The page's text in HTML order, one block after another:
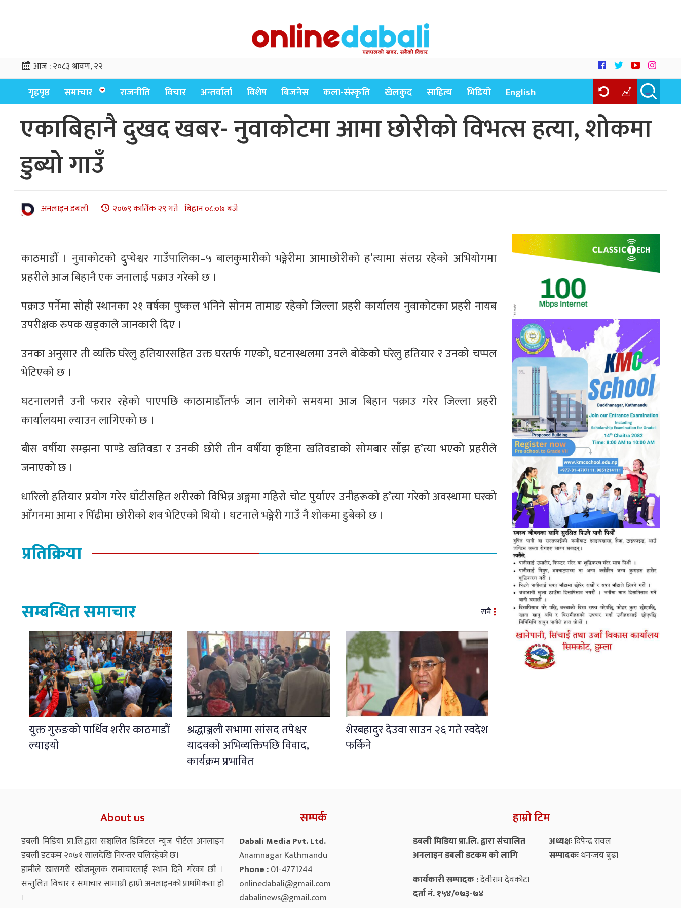
आज :२०८३ श्रावण, २२
गृहपृष्ठ समाचार राजनीति विचार अन्तर्वार्ता विशेष बिजनेस कला-संस्कृति खेलकुद साहित्य भिडियो English
एकाबिहानै दुखद खबर- नुवाकोटमा आमा छोरीको विभत्स हत्या, शोकमा
डुब्यो गाउँ
अनलाइन डबली २०७९ कार्तिक २९ गते बिहान ०८:०७ बजे
काठमाडौँ । नुवाकोटको दुप्चेश्वर गाउँपालिका–५ बालकुमारीको भङ्गेरीमा आमाछोरीको ह’त्यामा संलग्न रहेको अभियोगमा
प्रहरीले आज बिहानै एक जनालाई पक्राउ गरेको छ ।
पक्राउ पर्नेमा सोही स्थानका २१ वर्षका पुष्कल भनिने सोनम तामाङ रहेको जिल्ला प्रहरी कार्यालय नुवाकोटका प्रहरी नायब
उपरीक्षक रुपक खड्काले जानकारी दिए ।
उनका अनुसार ती व्यक्ति घरेलु हतियारसहित उक्त घरतर्फ गएको, घटनास्थलमा उनले बोकेको घरेलु हतियार र उनको चप्पल
भेटिएको छ ।
घटनालगत्तै उनी फरार रहेको पाएपछि काठामाडौँतर्फ जान लागेको समयमा आज बिहान पक्राउ गरेर जिल्ला प्रहरी
कार्यालयमा ल्याउन लागिएको छ ।
बीस वर्षीया सम्झना पाण्डे खतिवडा र उनकी छोरी तीन वर्षीया कृष्टिना खतिवडाको सोमबार साँझ ह’त्या भएको प्रहरीले
जनाएको छ ।
धारिलो हतियार प्रयोग गरेर घाँटीसहित शरीरको विभिन्न अङ्गमा गहिरो चोट पुर्याएर उनीहरूको ह’त्या गरेको अवस्थामा घरको
आँगनमा आमा र पिँढीमा छोरीको शव भेटिएको थियो । घटनाले भङ्गेरी गाउँ नै शोकमा डुबेको छ ।
प्रतिक्रिया
सम्बन्धित समाचार सबै
युक्त गुरुङको पार्थिव शरीर काठमाडौं
ल्याइयो
श्रद्धाञ्जली सभामा सांसद तपेश्वर
यादवको अभिव्यक्तिपछि विवाद,
कार्यक्रम प्रभावित
शेरबहादुर देउवा साउन २६ गते स्वदेश
फर्किने
About us
डबली मिडिया प्रा.लि.द्वारा सञ्चालित डिजिटल न्युज पोर्टल अनलाइन
डबली डटकम २०७१ सालदेखि निरन्तर चलिरहेको छ।
हामीले खासगरी खोजमूलक समाचारलाई स्थान दिने गरेका छौं ।
सन्तुलित विचार र समाचार सामाग्री हाम्रो अनलाइनको प्राथमिकता हो
।
सम्पर्क
Dabali Media Pvt. Ltd.
Anamnagar Kathmandu
Phone :01-4771244
onlinedabali@gmail.com
dabalinews@gmail.com
हाम्रो टिम
डबली मिडिया प्रा.लि. द्वारा संचालित
अनलाइन डबली डटकम को लागि
अध्यक्षःदिपेन्द्र रावल
सम्पादकःधनन्‍जय बुढा
कार्यकारी सम्पादक :देवीराम देवकोटा
दर्ता नं. १५४/०७३-७४